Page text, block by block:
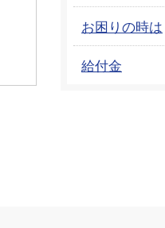
お困りの時は
給付金